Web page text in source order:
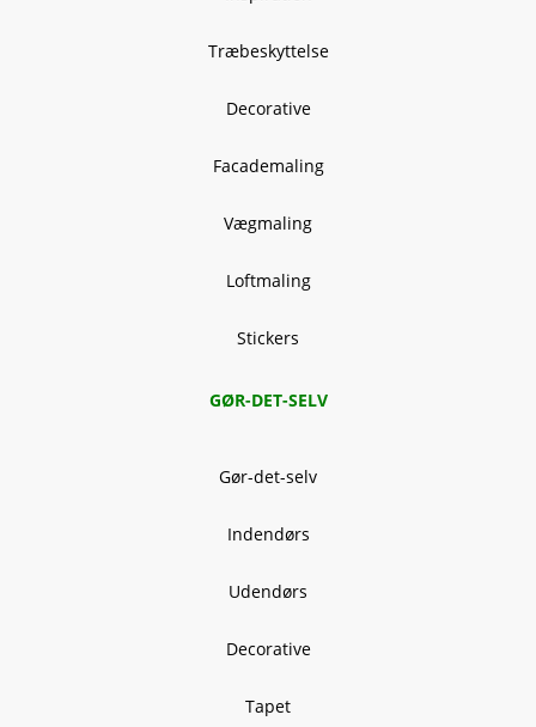
Træbeskyttelse
Decorative
Facademaling
Vægmaling
Loftmaling
Stickers
GØR-DET-SELV
Gør-det-selv
Indendørs
Udendørs
Decorative
Tapet